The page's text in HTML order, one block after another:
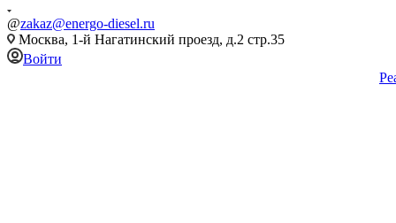
@zakaz@energo-diesel.ru
Москва, 1-й Нагатинский проезд, д.2 стр.35
Войти